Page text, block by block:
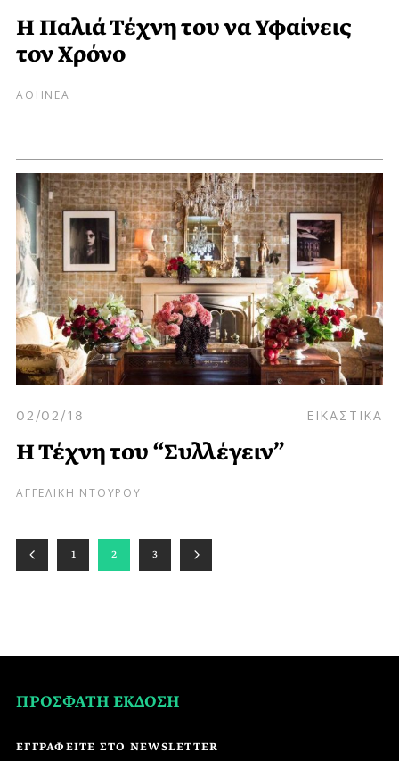
Η Παλιά Τέχνη του να Υφαίνεις
τον Χρόνο
ΑΘΗΝΕΑ
02/02/18 ΕΙΚΑΣΤΙΚΑ
Η Τέχνη του “Συλλέγειν”
ΑΓΓΕΛΙΚΗ ΝΤΟΥΡΟΥ
1 2 3
ΠΡΟΣΦΑΤΗ ΕΚΔΟΣΗ
ΕΓΓΡΑΦΕΙΤΕ ΣΤΟ NEWSLETTER